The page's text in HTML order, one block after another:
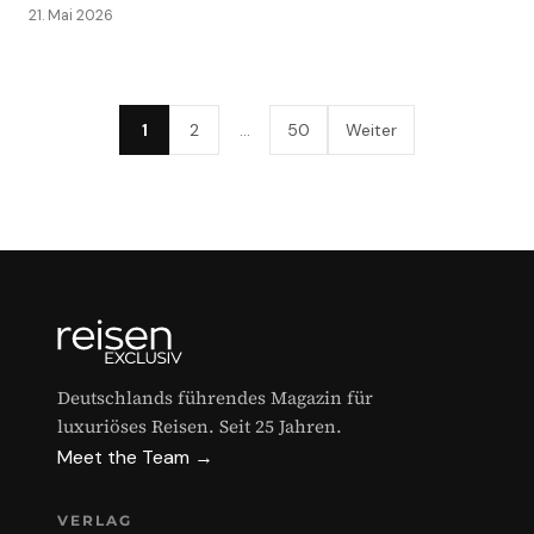
21. Mai 2026
1 2 50 Weiter
Deutschlands führendes Magazin für
luxuriöses Reisen. Seit 25 Jahren.
Meet the Team →
VERLAG